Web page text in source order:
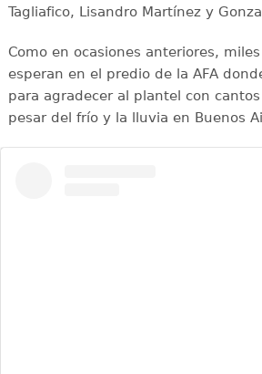
Tagliafico, Lisandro Martínez y
Como en ocasiones anteriores,
esperan en el predio de la AFA
para agradecer al plantel con
pesar del frío y la lluvia en Buenos